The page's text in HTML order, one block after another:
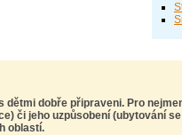
dětmi dobře připraveni. Pro
či jeho uzpůsobení (ubytování
oblastí.